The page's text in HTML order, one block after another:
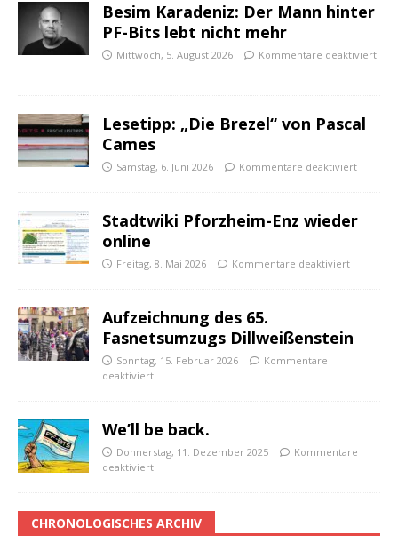
Besim Karadeniz: Der Mann hinter
PF-Bits lebt nicht mehr
Mittwoch, 5. August 2026 Kommentare deaktiviert
Lesetipp: „Die Brezel“ von Pascal
Cames
Samstag, 6. Juni 2026 Kommentare deaktiviert
Stadtwiki Pforzheim-Enz wieder
online
Freitag, 8. Mai 2026 Kommentare deaktiviert
Aufzeichnung des 65.
Fasnetsumzugs Dillweißenstein
Sonntag, 15. Februar 2026
Kommentare
deaktiviert
We’ll be back.
Donnerstag, 11. Dezember 2025
Kommentare
deaktiviert
CHRONOLOGISCHES ARCHIV